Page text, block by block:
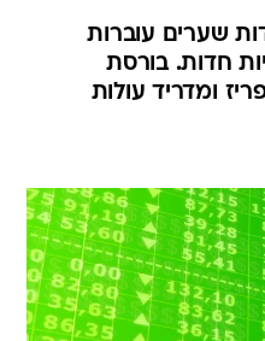
שערים עוברות
חדות. בורסת
עולה ב-2.5% ופריז ומדריד עולות